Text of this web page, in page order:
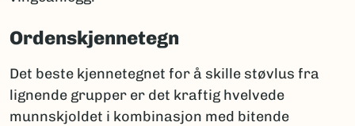
Ordenskjennetegn
Det beste kjennetegnet for å skille støvlus fra
lignende grupper er det kraftig hvelvede
munnskjoldet i kombinasjon med bitende